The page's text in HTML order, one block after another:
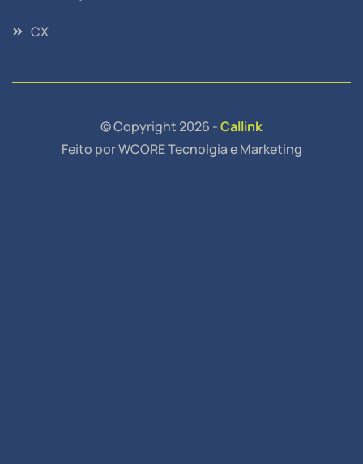
CX
© Copyright 2026 -Callink
Feito por WCORE Tecnolgia e Marketing